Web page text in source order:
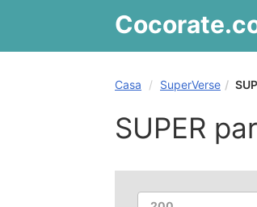
Cocorate
Casa SuperVerse
SUPER